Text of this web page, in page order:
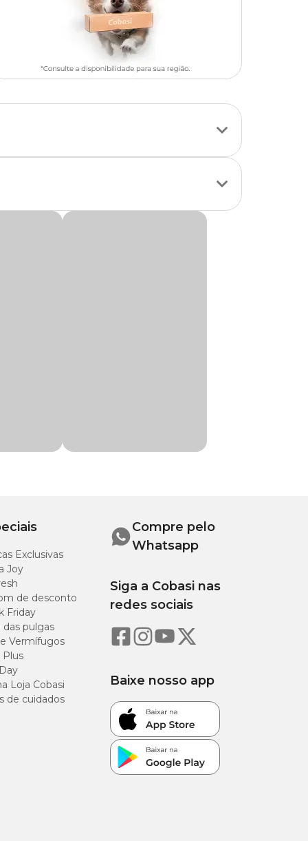
o difusor
Exclusivas
Joy
de desconto
Friday
das pulgas
Vermífugos
Plus
Loja Cobasi
de cuidados
Compre pelo
Whatsapp
Siga a Cobasi nas
redes sociais
Baixe nosso app